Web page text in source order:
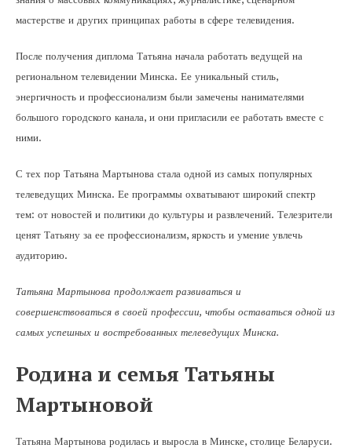
мастерстве и других принципах работы в сфере телевидения.
После получения диплома Татьяна начала работать ведущей на
региональном телевидении Минска. Ее уникальный стиль,
энергичность и профессионализм были замечены нанимателями
большого городского канала, и они пригласили ее работать вместе с
ними.
С тех пор Татьяна Мартынова стала одной из самых популярных
телеведущих Минска. Ее программы охватывают широкий спектр
тем: от новостей и политики до культуры и развлечений. Телезрители
ценят Татьяну за ее профессионализм, яркость и умение увлечь
аудиторию.
Татьяна Мартынова продолжает развиваться и
совершенствоваться в своей профессии, чтобы оставаться одной из
самых успешных и востребованных телеведущих Минска.
Родина и семья Татьяны
Мартыновой
Татьяна Мартынова родилась и выросла в Минске, столице Беларуси.